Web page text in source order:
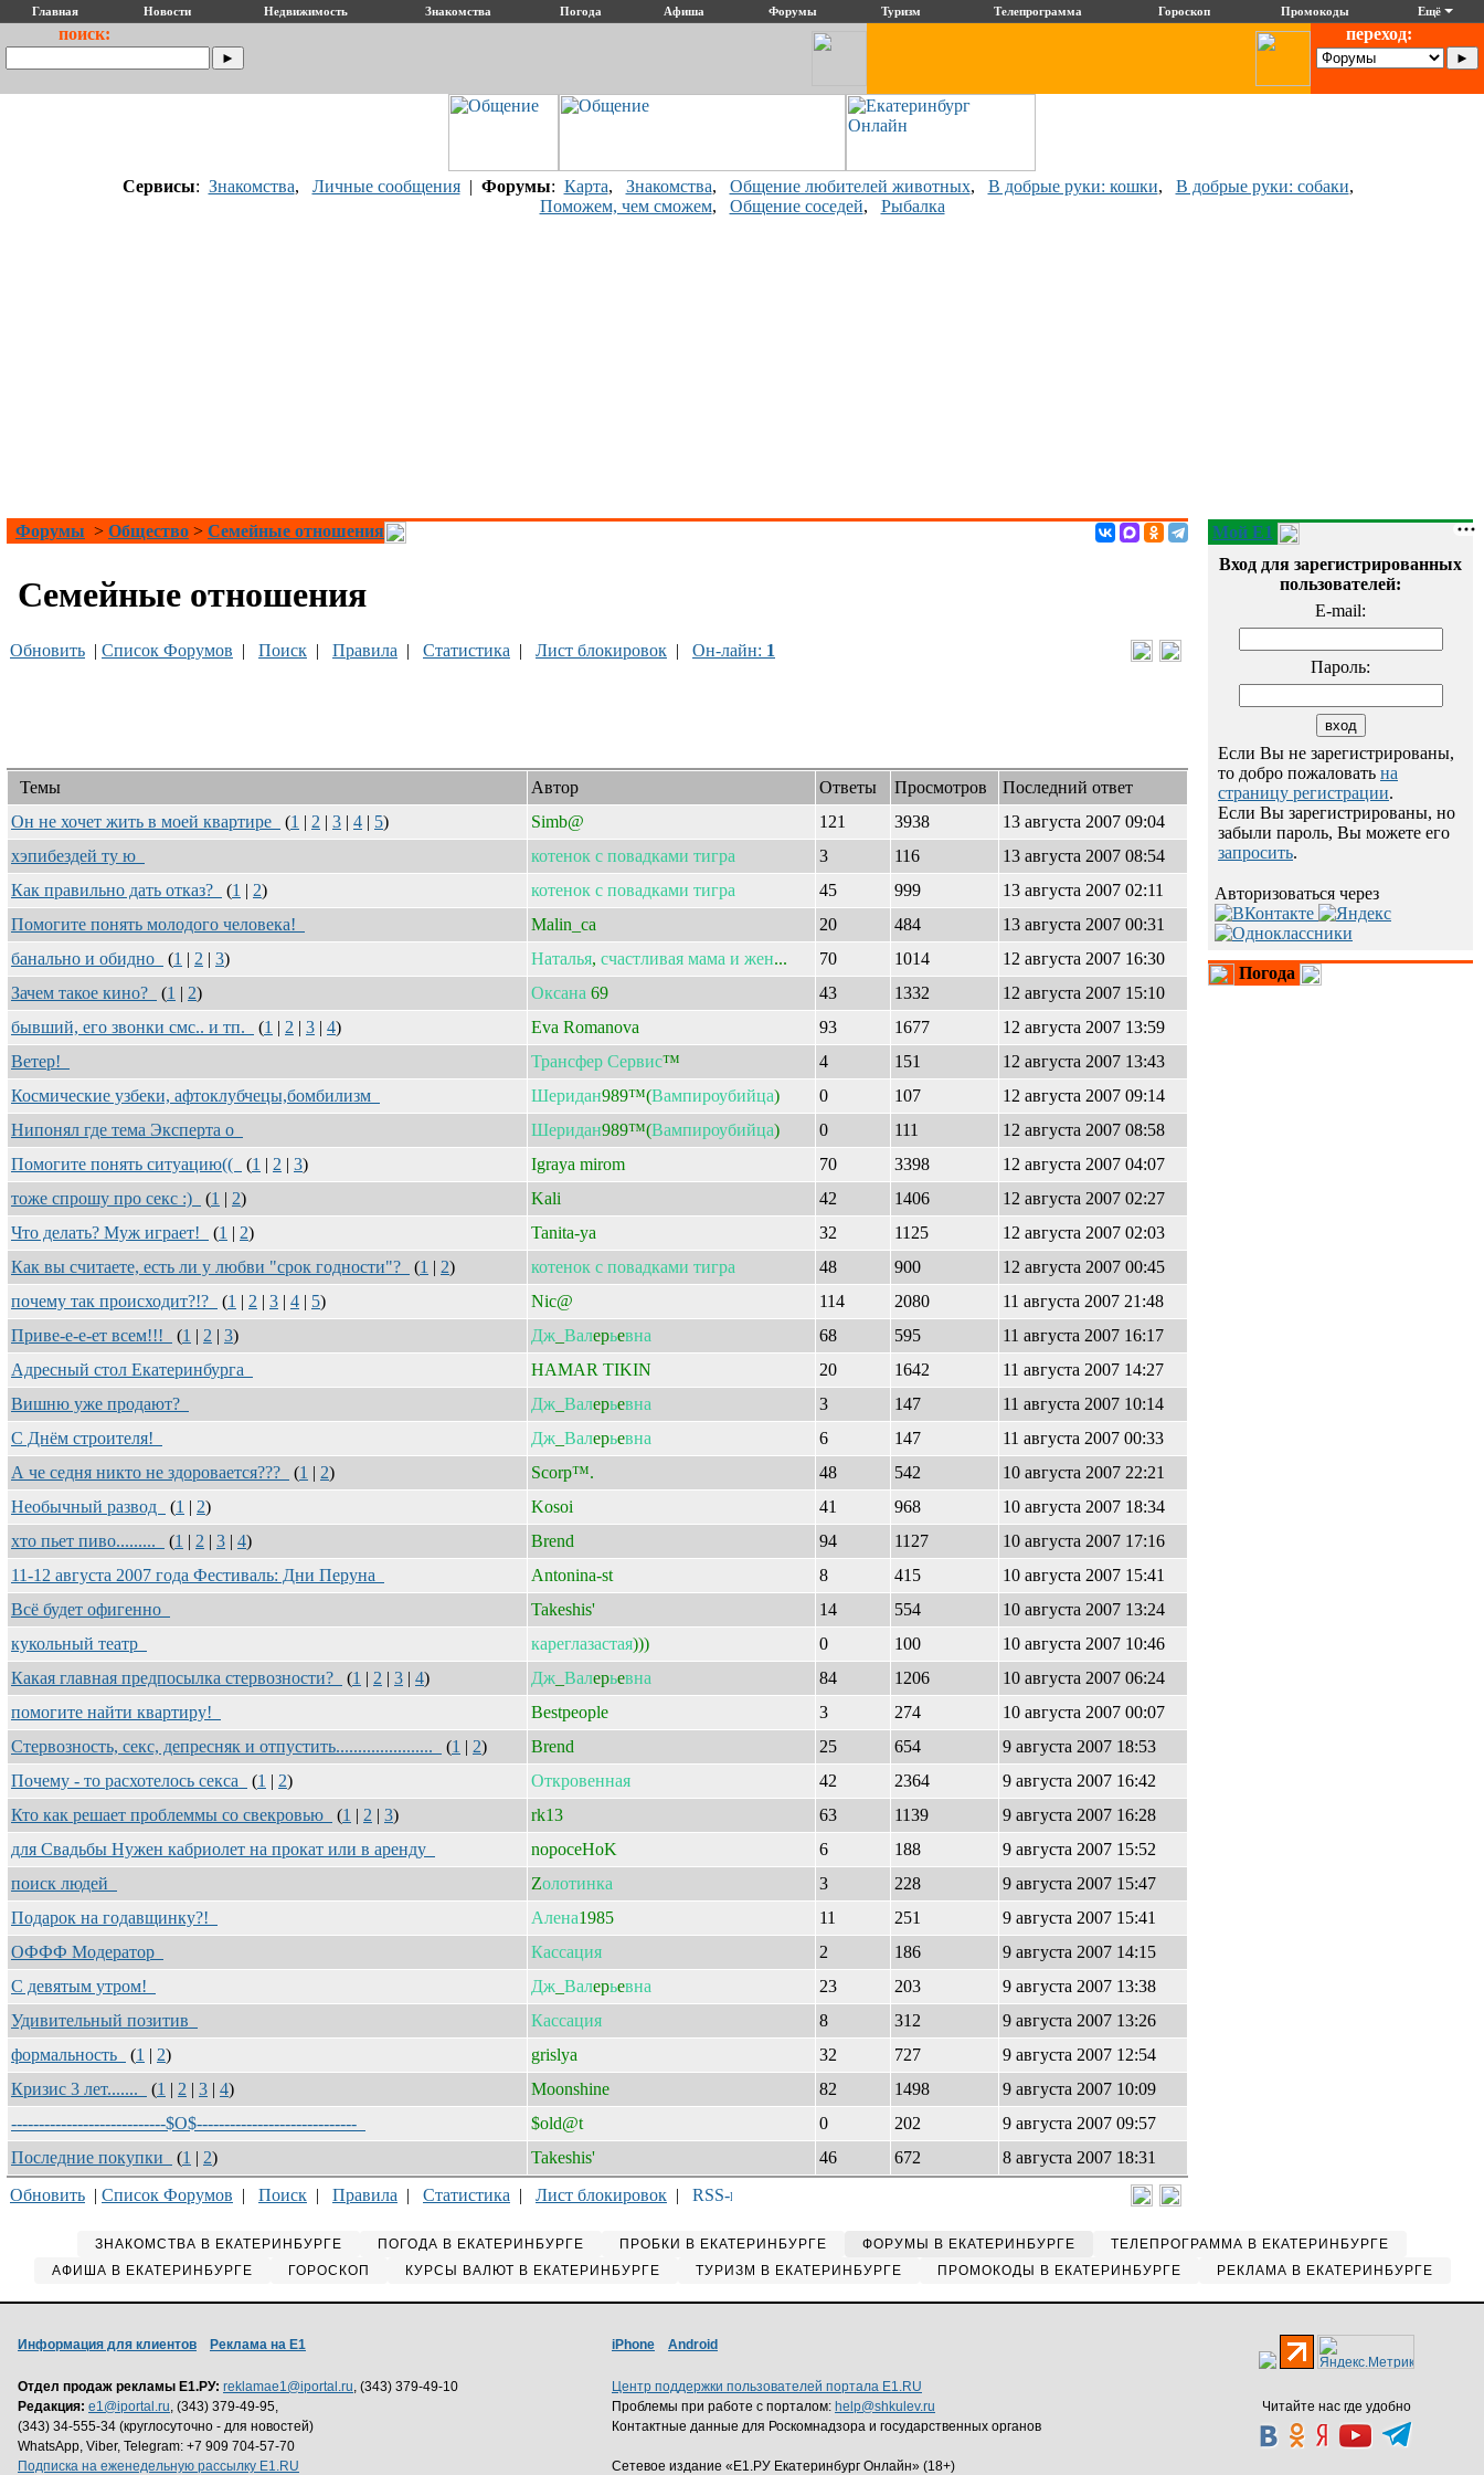
Главная Новости Недвижимость Знакомства Погода Афиша Форумы Туризм Телепрограмма Гороскоп Промокоды Ещё
поиск: переход:
Сервисы: Знакомства, Личные сообщения| Форумы: Карта, Знакомства, Общение любителей животных, В добрые руки: кошки, В добрые руки: собаки,
Поможем, чем сможем, Общение соседей, Рыбалка
Форумы > Общество > Семейные отношения
Семейные отношения
Обновить | Список Форумов | Поиск | Правила | Статистика | Лист блокировок | Он-лайн: 1
Темы Автор Ответы Просмотров
Последний ответ
Он не хочет жить в моей квартире
(1 | 2 | 3 | 4 | 5) Simb@ 121 3938
13 августа 2007 09:04
хэпибездей ту ю
котенок с повадками тигра 3 116
13 августа 2007 08:54
Как правильно дать отказ?
(1 | 2) котенок с повадками тигра 45 999
13 августа 2007 02:11
Помогите понять молодого человека!
Malin_ca 20 484
13 августа 2007 00:31
банально и обидно
(1 | 2 | 3) Наталья, счастливая мама и жен... 70 1014
12 августа 2007 16:30
Зачем такое кино?
(1 | 2) Оксана 69 43 1332
12 августа 2007 15:10
бывший, его звонки смс.. и тп.
(1 | 2 | 3 | 4) Eva Romanova 93 1677
12 августа 2007 13:59
Ветер!
Трансфер Сервис™ 4 151
12 августа 2007 13:43
Космические узбеки, афтоклубчецы,бомбилизм
Шеридан989™(Вампироубийца) 0 107
12 августа 2007 09:14
Нипонял где тема Эксперта о
Шеридан989™(Вампироубийца) 0 111
12 августа 2007 08:58
Помогите понять ситуацию((
(1 | 2 | 3) Igraya mirom 70 3398
12 августа 2007 04:07
тоже спрошу про секс :)
(1 | 2) Kali 42 1406
12 августа 2007 02:27
Что делать? Муж играет!
(1 | 2) Tanita-ya 32 1125
12 августа 2007 02:03
Как вы считаете, есть ли у любви "срок годности"?
(1 | 2) котенок с повадками тигра 48 900
12 августа 2007 00:45
почему так происходит?!?
(1 | 2 | 3 | 4 | 5) Nic@ 114 2080
11 августа 2007 21:48
Приве-е-е-ет всем!!!
(1 | 2 | 3) Дж Валepьeвна 68 595
11 августа 2007 16:17
Адресный стол Екатеринбурга
HAMAR TIKIN 20 1642
11 августа 2007 14:27
Вишню уже продают?
Дж Валepьeвна 3 147
11 августа 2007 10:14
С Днём строителя!
Дж Валepьeвна 6 147
11 августа 2007 00:33
А че седня никто не здоровается???
(1 | 2) Scorp™. 48 542
10 августа 2007 22:21
Необычный развод
(1 | 2) Kosoi 41 968
10 августа 2007 18:34
хто пьет пиво.........
(1 | 2 | 3 | 4) Brend 94 1127
10 августа 2007 17:16
11-12 августа 2007 года Фестиваль: Дни Перуна
Antonina-st 8 415
10 августа 2007 15:41
Всё будет офигенно
Takeshis' 14 554
10 августа 2007 13:24
кукольный театр
кареглазастая))) 0 100
10 августа 2007 10:46
Какая главная предпосылка стервозности?
(1 | 2 | 3 | 4) Дж Валepьeвна 84 1206
10 августа 2007 06:24
помогите найти квартиру!
Bestpeople 3 274
10 августа 2007 00:07
Стервозность, секс, депресняк и отпустить......................
(1 | 2) Brend 25 654
9 августа 2007 18:53
Почему - то расхотелось секса
(1 | 2) Откровенная 42 2364
9 августа 2007 16:42
Кто как решает проблеммы со свекровью
(1 | 2 | 3) rk13 63 1139
9 августа 2007 16:28
для Свадьбы Нужен кабриолет на прокат или в аренду
nopoceHoK 6 188
9 августа 2007 15:52
поиск людей
Zолотинка 3 228
9 августа 2007 15:47
Подарок на годавщинку?!
Алена1985 11 251
9 августа 2007 15:41
ОФФФ Модератор
Кассация 2 186
9 августа 2007 14:15
С девятым утром!
Дж Валepьeвна 23 203
9 августа 2007 13:38
Удивительный позитив
Кассация 8 312
9 августа 2007 13:26
формальность
(1 | 2) grislya 32 727
9 августа 2007 12:54
Кризис 3 лет.......
(1 | 2 | 3 | 4) Moonshine 82 1498
9 августа 2007 10:09
----------------------------$O$-----------------------------
$old@t 0 202
9 августа 2007 09:57
Последние покупки
(1 | 2) Takeshis' 46 672
8 августа 2007 18:31
Обновить | Список Форумов | Поиск | Правила | Статистика | Лист блокировок |
Мой E1
Вход для зарегистрированных
пользователей:
E-mail:
Пароль:
Если Вы не зарегистрированы,
то добро пожаловать на
страницу регистрации.
Если Вы зарегистрированы, но
забыли пароль, Вы можете его
запросить.
Авторизоваться через
Погода
ЗНАКОМСТВА В ЕКАТЕРИНБУРГЕ ПОГОДА В ЕКАТЕРИНБУРГЕ ПРОБКИ В ЕКАТЕРИНБУРГЕ ФОРУМЫ В ЕКАТЕРИНБУРГЕ
ТЕЛЕПРОГРАММА В ЕКАТЕРИНБУРГЕ
АФИША В ЕКАТЕРИНБУРГЕ
ГОРОСКОП КУРСЫ ВАЛЮТ В ЕКАТЕРИНБУРГЕ ТУРИЗМ В ЕКАТЕРИНБУРГЕ ПРОМОКОДЫ В ЕКАТЕРИНБУРГЕ РЕКЛАМА В ЕКАТЕРИНБУРГЕ
Читайте нас где удобно
Информация для клиентов Реклама на Е1
Отдел продаж рекламы Е1.РУ: reklamae1@iportal.ru, (343) 379-49-10
Редакция: e1@iportal.ru, (343) 379-49-95,
(343) 34-555-34 (круглосуточно - для новостей)
WhatsApp, Viber, Telegram: +7 909 704-57-70
Подписка на еженедельную рассылку E1.RU
iPhone Android
Центр поддержки пользователей портала E1.RU
Проблемы при работе с порталом: help@shkulev.ru
Контактные данные для Роскомнадзора и государственных органов
Сетевое издание «Е1.РУ Екатеринбург Онлайн» (18+)